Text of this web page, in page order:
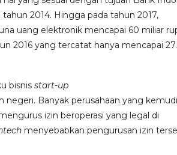
2014. Hingga pada tahun 2017,
uang elektronik mencapai 60 miliar
2016 yang tercatat hanya mencapai
bisnis start-up
negeri. Banyak perusahaan yang
izin beroperasi yang legal di
menyebabkan pengurusan izin